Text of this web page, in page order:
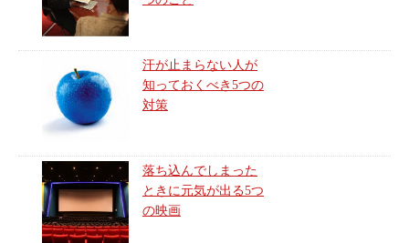
汗が止まらない人が
知っておくべき5つの
対策
落ち込んでしまった
ときに元気が出る5つ
の映画